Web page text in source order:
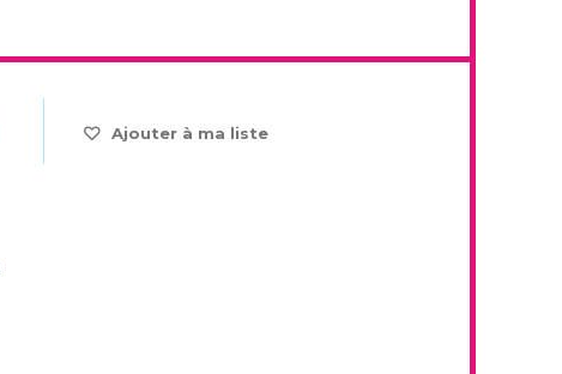
Ajouter à ma liste